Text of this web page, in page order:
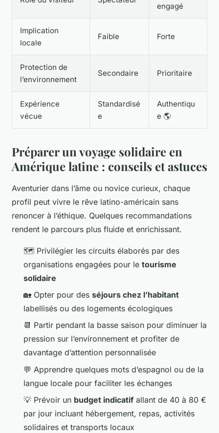
engagé
Implication
locale
Faible Forte
Protection de
l’environnement
Secondaire Prioritaire
Expérience
vécue
Standardisé
e
Authentiqu
e 🌎
Préparer un voyage solidaire en
Amérique latine : conseils et astuces
Aventurier dans l’âme ou novice curieux, chaque
profil peut vivre le rêve latino-américain sans
renoncer à l’éthique. Quelques recommandations
rendent le parcours plus fluide et enrichissant.
🗺️ Privilégier les circuits élaborés par des
organisations engagées pour le tourisme
solidaire
🏡 Opter pour des séjours chez l’habitant
labellisés ou des logements écologiques
📆 Partir pendant la basse saison pour diminuer la
pression sur l’environnement et profiter de
davantage d’attention personnalisée
💬 Apprendre quelques mots d’espagnol ou de la
langue locale pour faciliter les échanges
💡 Prévoir un budget indicatif allant de 40 à 80 €
par jour incluant hébergement, repas, activités
solidaires et transports locaux